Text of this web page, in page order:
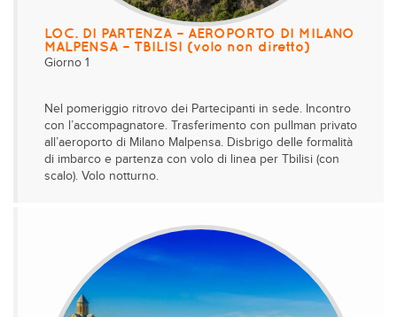
LOC. DI PARTENZA – AEROPORTO DI MILANO
MALPENSA – TBILISI (volo non diretto)
Giorno 1
Nel pomeriggio ritrovo dei Partecipanti in sede. Incontro
con l’accompagnatore. Trasferimento con pullman privato
all’aeroporto di Milano Malpensa. Disbrigo delle formalità
di imbarco e partenza con volo di linea per Tbilisi (con
scalo). Volo notturno.